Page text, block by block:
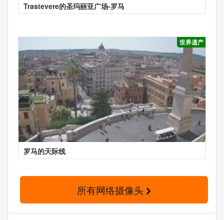
Trastevere的圣玛丽亚广场-罗马
世界遗产
罗马的天际线
所有网络摄像头